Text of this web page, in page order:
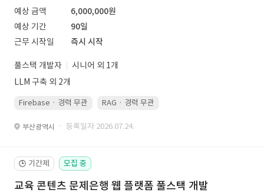
예상 금액
6,000,000원
예상 기간
90일
근무 시작일
즉시 시작
풀스택 개발자
시니어 외 1개
LLM 구축 외 2개
Firebase · 경력 무관 RAG · 경력 무관
부산광역시 · 등록일자 2026.07.24.
🕒 기간제 모집 중
교육 콘텐츠 문제은행 웹 플랫폼 풀스택 개발